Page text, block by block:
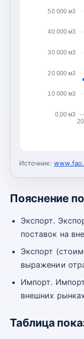
0,00 м3
10 000 м3
20 000 м3
30 000 м3
40 000 м3
50 000 м3
Источник:
Пояснение
Экспорт.
поставок на
Экспорт
выражении
Импорт.
внешних
Таблица